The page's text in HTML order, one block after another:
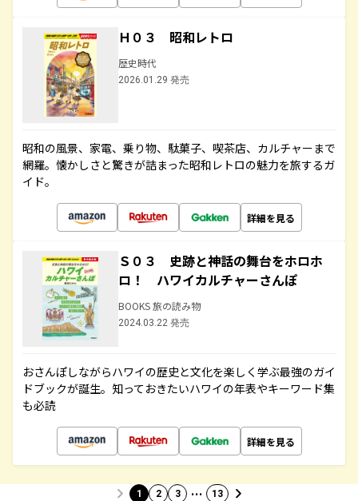
Ｈ０３ 昭和レトロ
歴史時代
2026.01.29 発売
昭和の風景、家電、乗り物、駄菓子、喫茶店、カルチャーまで
網羅。懐かしさと驚きが詰まった昭和レトロの魅力を旅するガ
イド。
詳細を見る
Ｓ０３ 史跡と神話の舞台をホロホ
ロ！ ハワイカルチャーさんぽ
BOOKS 旅の読み物
2024.03.22 発売
おさんぽしながらハワイの歴史と文化を楽しく学ぶ最強のガイ
ドブックが誕生。知っておきたいハワイの年表やキーワード集
も必読
詳細を見る
1 2 3 … 13